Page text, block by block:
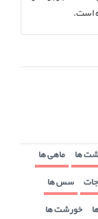
است.
ها ماهی ها
سس ها
خورشت ها